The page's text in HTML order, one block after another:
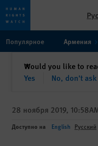
toto
content
Популярное Армения
Would you like to
Yes
No, don't
✕закрыть
28 ноября 2019,
Доступно на English Русский